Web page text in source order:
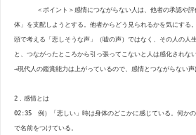
・2023.3.31和の発声法(4)高音の
・2023.1.27和の発声法(3)腹式呼
・2022.10.01
・2022.8.13
和の発声法(2) ロウ
＜ポイント＞感情につながらない人は、他者の承認や評
体」を支配しようとする。他者からどう見られるかを気にする。
頭で考える「悲しそうな声」（嘘の声）ではなく、その人の人
と、つながったところから引っ張ってこないと人は感化されない
→現代人の鑑賞能力は上がっているので、感情とつながらない
2．感情とは
02:35 例）「悲しい」時は身体のどこかに感じている。何か
で名前をつけている。